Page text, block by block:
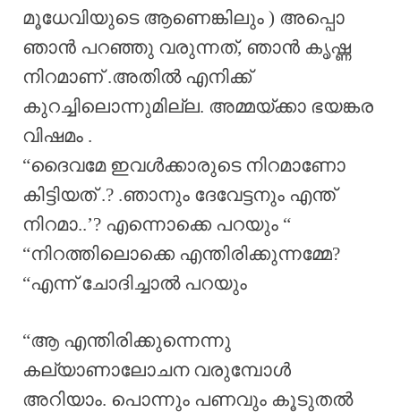
മൂധേവിയുടെ ആണെങ്കിലും ) അപ്പൊ
ഞാൻ പറഞ്ഞു വരുന്നത്, ഞാൻ കൃഷ്ണ
നിറമാണ് .അതിൽ എനിക്ക്
കുറച്ചിലൊന്നുമില്ല. അമ്മയ്‌ക്കാ ഭയങ്കര
വിഷമം .
“ദൈവമേ ഇവൾക്കാരുടെ നിറമാണോ
കിട്ടിയത് .? .ഞാനും ദേവേട്ടനും എന്ത്
നിറമാ..’? എന്നൊക്കെ പറയും “
“നിറത്തിലൊക്കെ എന്തിരിക്കുന്നമ്മേ?
“എന്ന് ചോദിച്ചാൽ പറയും
“ആ എന്തിരിക്കുന്നെന്നു
കല്യാണാലോചന വരുമ്പോൾ
അറിയാം. പൊന്നും പണവും കൂടുതൽ